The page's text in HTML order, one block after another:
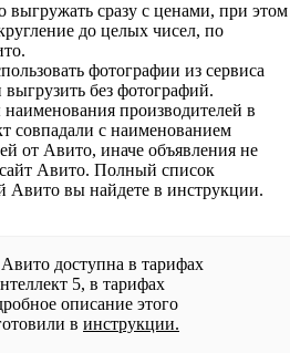
сразу с ценами, при этом
до целых чисел, по
фотографии из сервиса
без фотографий.
производителей в
совпадали с наименованием
от Авито, иначе объявления не
сайт Авито. Полный список
Авито вы найдете в инструкции.
доступна в тарифах
5, в тарифах
описание этого
в инструкции.